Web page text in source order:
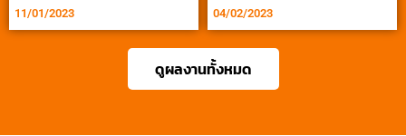
11/01/2023 04/02/2023
ดูผลงานทั้งหมด